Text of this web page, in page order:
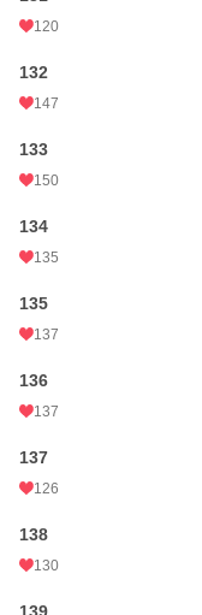
120
132
147
133
150
134
135
135
137
136
137
137
126
138
130